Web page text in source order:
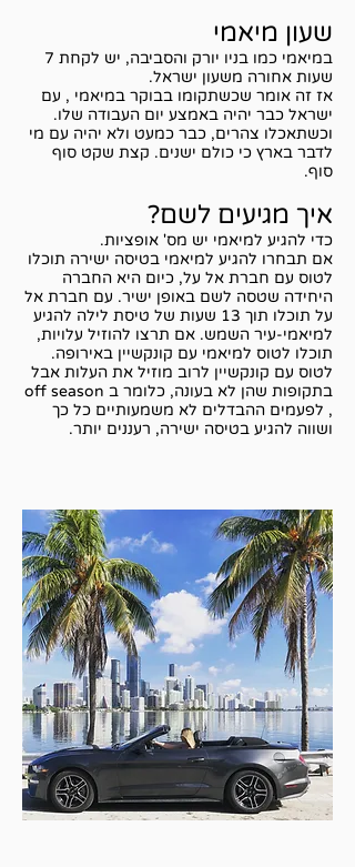
שעון מיאמי
במיאמי כמו בניו יורק והסביבה, יש לקחת 7
שעות אחורה משעון ישראל.
אז זה אומר שכשתקומו בבוקר במיאמי , עם
ישראל כבר יהיה באמצע יום העבודה שלו.
וכשתאכלו צהרים, כבר כמעט ולא יהיה עם מי
לדבר בארץ כי כולם ישנים. קצת שקט סוף
סוף.
איך מגיעים לשם?
כדי להגיע למיאמי יש מס' אופציות.
אם תבחרו להגיע למיאמי בטיסה ישירה תוכלו
לטוס עם חברת אל על, כיום היא החברה
היחידה שטסה לשם באופן ישיר. עם חברת אל
על תוכלו תוך 13 שעות של טיסת לילה להגיע
למיאמי-עיר השמש. אם תרצו להוזיל עלויות,
תוכלו לטוס למיאמי עם קונקשיין באירופה.
לטוס עם קונקשיין לרוב מוזיל את העלות אבל
בתקופות שהן לא בעונה, כלומר ב off season
, לפעמים ההבדלים לא משמעותיים כל כך
ושווה להגיע בטיסה ישירה, רעננים יותר.